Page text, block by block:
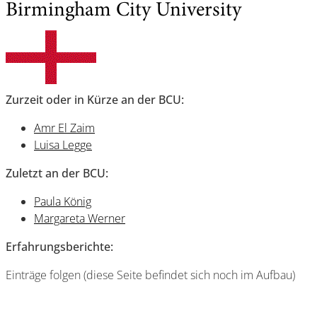
Birmingham City University
Zurzeit oder in Kürze an der BCU:
Amr El Zaim
Luisa Legge
Zuletzt an der BCU:
Paula König
Margareta Werner
Erfahrungsberichte:
Einträge folgen (diese Seite befindet sich noch im Aufbau)